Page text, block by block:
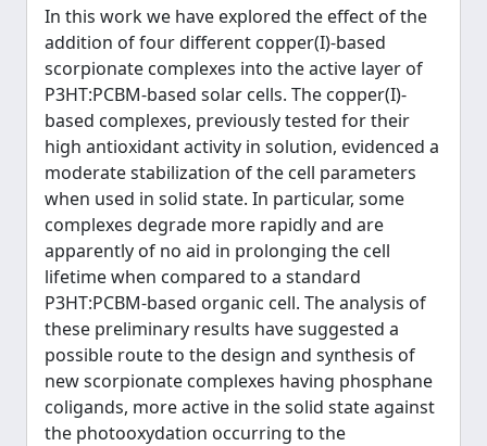
In this work we have explored the effect of the
addition of four different copper(I)-based
scorpionate complexes into the active layer of
P3HT:PCBM-based solar cells. The copper(I)-
based complexes, previously tested for their
high antioxidant activity in solution, evidenced a
moderate stabilization of the cell parameters
when used in solid state. In particular, some
complexes degrade more rapidly and are
apparently of no aid in prolonging the cell
lifetime when compared to a standard
P3HT:PCBM-based organic cell. The analysis of
these preliminary results have suggested a
possible route to the design and synthesis of
new scorpionate complexes having phosphane
coligands, more active in the solid state against
the photooxydation occurring to the